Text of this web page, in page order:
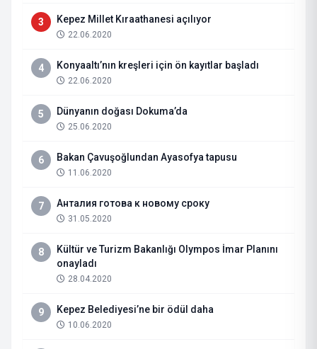
3 Kepez Millet Kıraathanesi açılıyor
22.06.2020
4 Konyaaltı’nın kreşleri için ön kayıtlar başladı
22.06.2020
5 Dünyanın doğası Dokuma’da
25.06.2020
6 Bakan Çavuşoğlundan Ayasofya tapusu
11.06.2020
7 Анталия готова к новому сроку
31.05.2020
8
Kültür ve Turizm Bakanlığı Olympos İmar Planını
onayladı
28.04.2020
9 Kepez Belediyesi’ne bir ödül daha
10.06.2020